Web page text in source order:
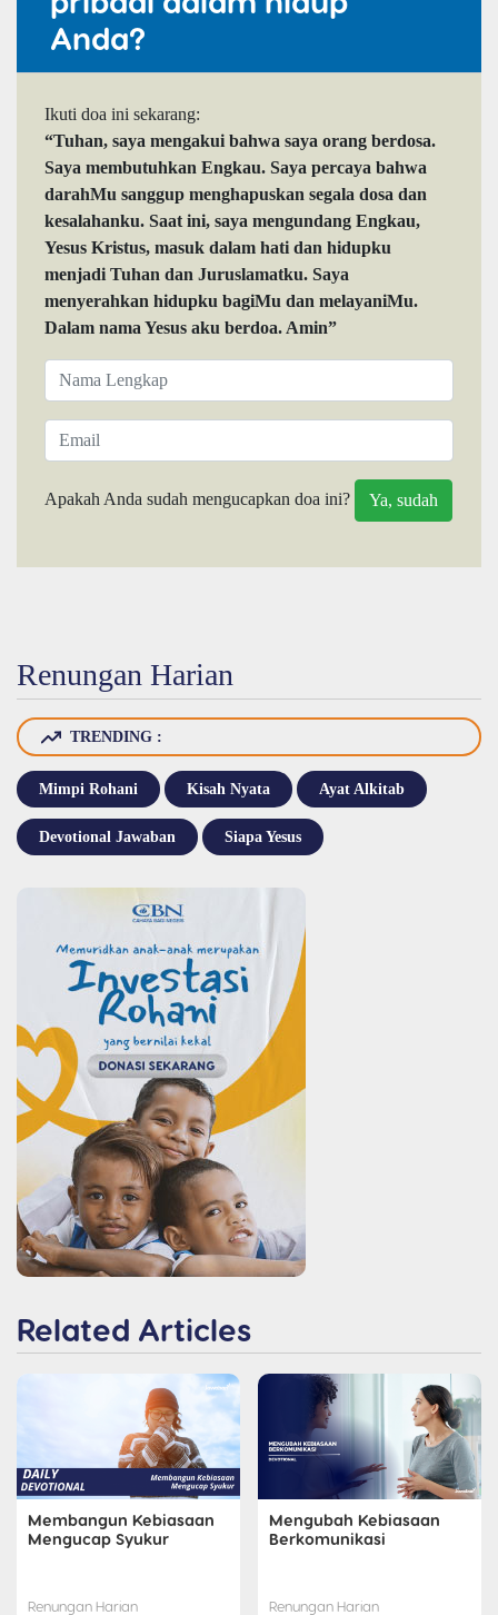
Anda?
Ikuti doa ini sekarang:
“Tuhan, saya mengakui bahwa saya orang berdosa.
Saya membutuhkan Engkau. Saya percaya bahwa
darahMu sanggup menghapuskan segala dosa dan
kesalahanku. Saat ini, saya mengundang Engkau,
Yesus Kristus, masuk dalam hati dan hidupku
menjadi Tuhan dan Juruslamatku. Saya
menyerahkan hidupku bagiMu dan melayaniMu.
Dalam nama Yesus aku berdoa. Amin”
Apakah Anda sudah mengucapkan doa ini?
Renungan Harian
TRENDING :
Mimpi Rohani Kisah Nyata Ayat Alkitab
Devotional Jawaban Siapa Yesus
Related Articles
Membangun Kebiasaan
Mengucap Syukur
Renungan Harian
Mengubah Kebiasaan
Berkomunikasi
Renungan Harian